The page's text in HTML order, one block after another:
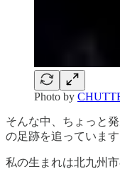
Photo by
そんな中、ちょっと
の足跡を追っています
私の生まれは北九州